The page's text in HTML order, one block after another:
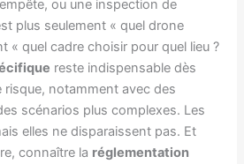
ou une inspection de
plus seulement « quel drone
« quel cadre choisir pour quel lieu ?
reste indispensable dès
risque, notamment avec des
scénarios plus complexes. Les
elles ne disparaissent pas. Et
connaître la réglementation